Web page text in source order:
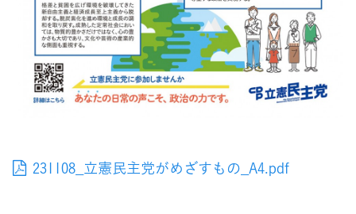
231108_立憲民主党がめざすもの_A4.pdf